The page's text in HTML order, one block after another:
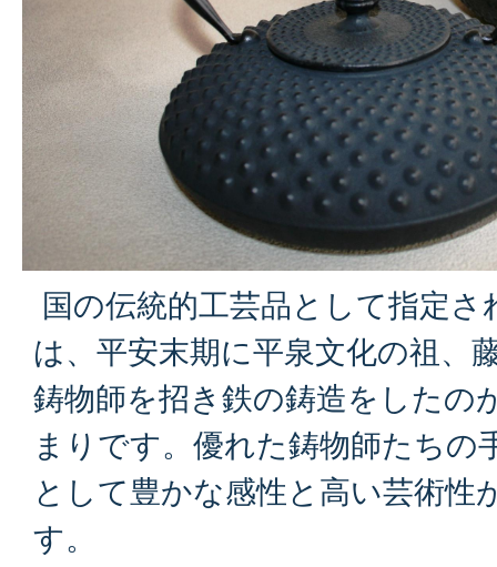
国の伝統的工芸品として指定
は、平安末期に平泉文化の祖、
鋳物師を招き鉄の鋳造をしたの
まりです。優れた鋳物師たちの
として豊かな感性と高い芸術性
す。